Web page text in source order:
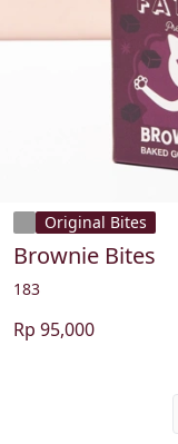
Original Bites
Brownie Bites
183
Rp 95,000